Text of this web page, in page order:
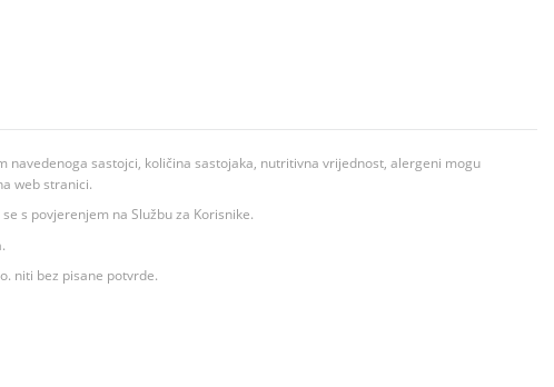
sastojci, količina sastojaka, nutritivna vrijednost, alergeni mogu
web stranici.
s povjerenjem na Službu za Korisnike.
niti bez pisane potvrde.